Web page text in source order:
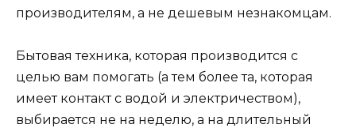
производителям, а не дешевым незнакомцам.
Бытовая техника, которая производится с
целью вам помогать (а тем более та, которая
имеет контакт с водой и электричеством),
выбирается не на неделю, а на длительный